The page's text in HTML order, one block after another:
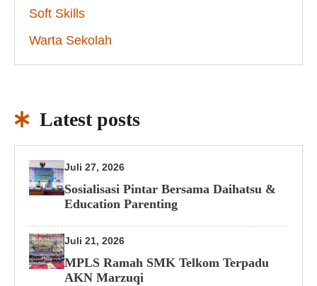
Soft Skills
Warta Sekolah
Latest posts
Juli 27, 2026
Sosialisasi Pintar Bersama Daihatsu &
Education Parenting
Juli 21, 2026
MPLS Ramah SMK Telkom Terpadu
AKN Marzuqi